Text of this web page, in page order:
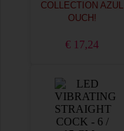
COLLECTION AZUL
OUCH!
€ 17,24